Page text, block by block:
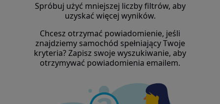
Spróbuj użyć mniejszej liczby filtrów, aby
uzyskać więcej wyników.
Chcesz otrzymać powiadomienie, jeśli
znajdziemy samochód spełniający Twoje
kryteria? Zapisz swoje wyszukiwanie, aby
otrzymywać powiadomienia emailem.